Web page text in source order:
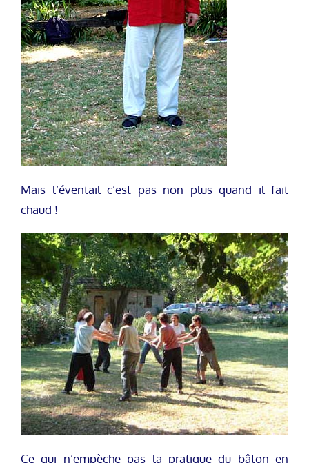
Mais l’éventail c’est pas non plus quand il fait
chaud !
Ce qui n’empèche pas la pratique du bâton en